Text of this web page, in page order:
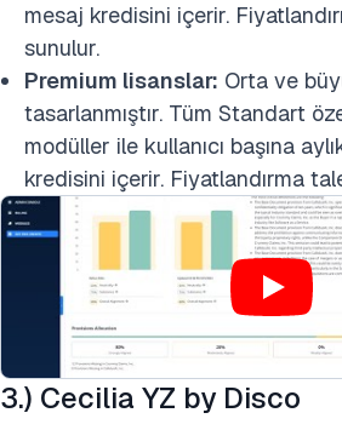
mesaj kredisini içerir.
sunulur.
Premium lisanslar: Orta ve
tasarlanmıştır. Tüm Standart
modüller ile kullanıcı başına
kredisini içerir. Fiyatlandırma
3.) Cecilia YZ by Disco